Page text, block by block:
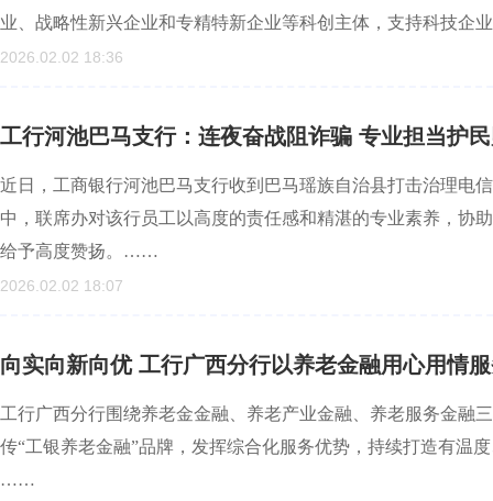
业、战略性新兴企业和专精特新企业等科创主体，支持科技
2026.02.02 18:36
工行河池巴马支行：连夜奋战阻诈骗 专业担当护
近日，工商银行河池巴马支行收到巴马瑶族自治县打击治理电
中，联席办对该行员工以高度的责任感和精湛的专业素养，协
给予高度赞扬。……
2026.02.02 18:07
向实向新向优 工行广西分行以养老金融用心用情
工行广西分行围绕养老金金融、养老产业金融、养老服务金融
传“工银养老金融”品牌，发挥综合化服务优势，持续打造有温
……